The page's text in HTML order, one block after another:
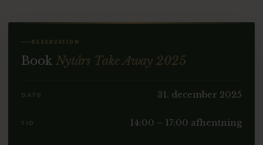
RESERVATION
Book Nytårs Take Away 2025
DATO 31. december 2025
TID 14:00 – 17:00 afhentning